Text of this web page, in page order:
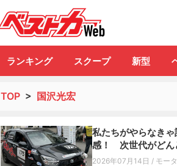
ランキング スクープ 新型
TOP > 国沢光宏
私たちがやらなき
感！ 次世代がどん
2026年07月14日 / モー